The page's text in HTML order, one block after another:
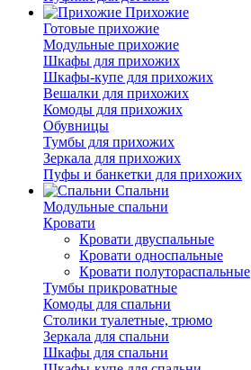
Прихожие
Готовые прихожие
Модульные прихожие
Шкафы для прихожих
Шкафы-купе для прихожих
Вешалки для прихожих
Комоды для прихожих
Обувницы
Тумбы для прихожих
Зеркала для прихожих
Пуфы и банкетки для прихожих
Спальни
Модульные спальни
Кровати
Кровати двуспальные
Кровати односпальные
Кровати полутораспальные
Тумбы прикроватные
Комоды для спальни
Столики туалетные, трюмо
Зеркала для спальни
Шкафы для спальни